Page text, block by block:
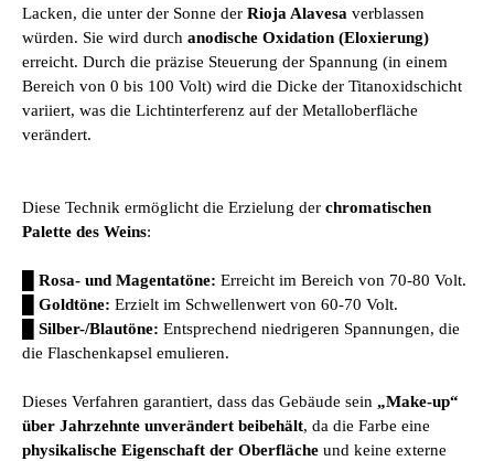
Lacken, die unter der Sonne der Rioja Alavesa verblassen
würden. Sie wird durch anodische Oxidation (Eloxierung)
erreicht. Durch die präzise Steuerung der Spannung (in einem
Bereich von 0 bis 100 Volt) wird die Dicke der Titanoxidschicht
variiert, was die Lichtinterferenz auf der Metalloberfläche
verändert.
Diese Technik ermöglicht die Erzielung der chromatischen
Palette des Weins:
Rosa- und Magentatöne: Erreicht im Bereich von 70-80 Volt.
Goldtöne: Erzielt im Schwellenwert von 60-70 Volt.
Silber-/Blautöne: Entsprechend niedrigeren Spannungen, die
die Flaschenkapsel emulieren.
Dieses Verfahren garantiert, dass das Gebäude sein „Make-up“
über Jahrzehnte unverändert beibehält, da die Farbe eine
physikalische Eigenschaft der Oberfläche und keine externe